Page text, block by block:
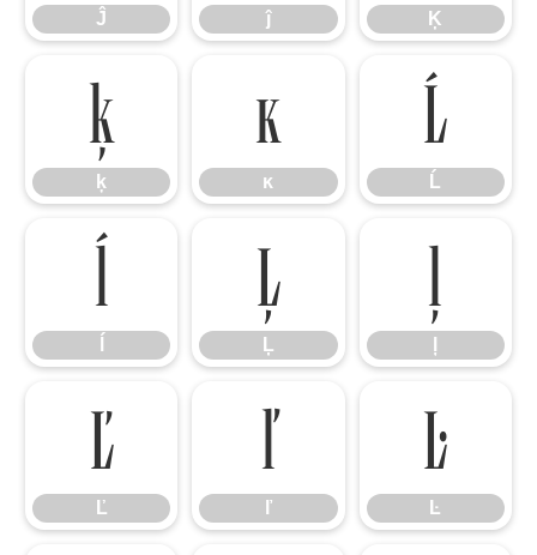
Ĵ ĵ Ķ
ķ
ķ
ĸ
ĸ
Ĺ
Ĺ
ĺ Ļ
Ļ
ļ
Ľ
Ľ
ľ
ľ
Ŀ
Ŀ